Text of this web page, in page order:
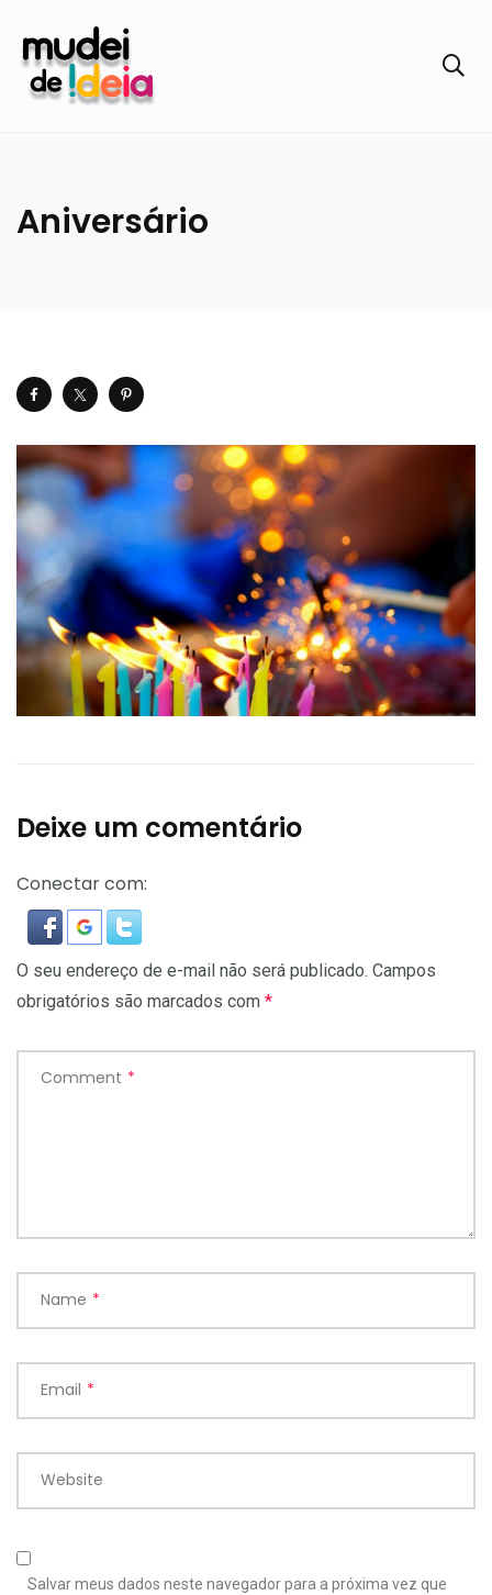
Aniversário
Deixe um comentário
Conectar com:
O seu endereço de e-mail não será publicado. Campos
obrigatórios são marcados com *
Comment *
Name *
Email *
Website
Salvar meus dados neste navegador para a próxima vez que